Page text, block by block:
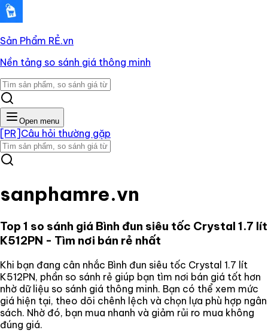
Sản Phẩm RẺ.vn
Nền tảng so sánh giá thông minh
Open menu
[PR] Câu hỏi thường gặp
sanphamre.vn
Top 1 so sánh giá Bình đun siêu tốc Crystal 1.7 lít
K512PN - Tìm nơi bán rẻ nhất
Khi bạn đang cân nhắc Bình đun siêu tốc Crystal 1.7 lít
K512PN, phần so sánh rẻ giúp bạn tìm nơi bán giá tốt hơn
nhờ dữ liệu so sánh giá thông minh. Bạn có thể xem mức
giá hiện tại, theo dõi chênh lệch và chọn lựa phù hợp ngân
sách. Nhờ đó, bạn mua nhanh và giảm rủi ro mua không
đúng giá.